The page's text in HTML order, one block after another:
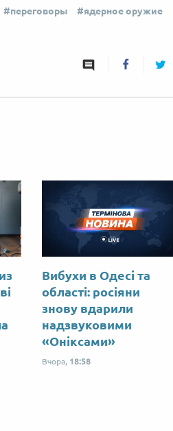
переговоры
ядерное оружие
Вибухи в Одесі та
області: росіяни
знову вдарили
надзвуковими
«Оніксами»
Вчора, 18:58